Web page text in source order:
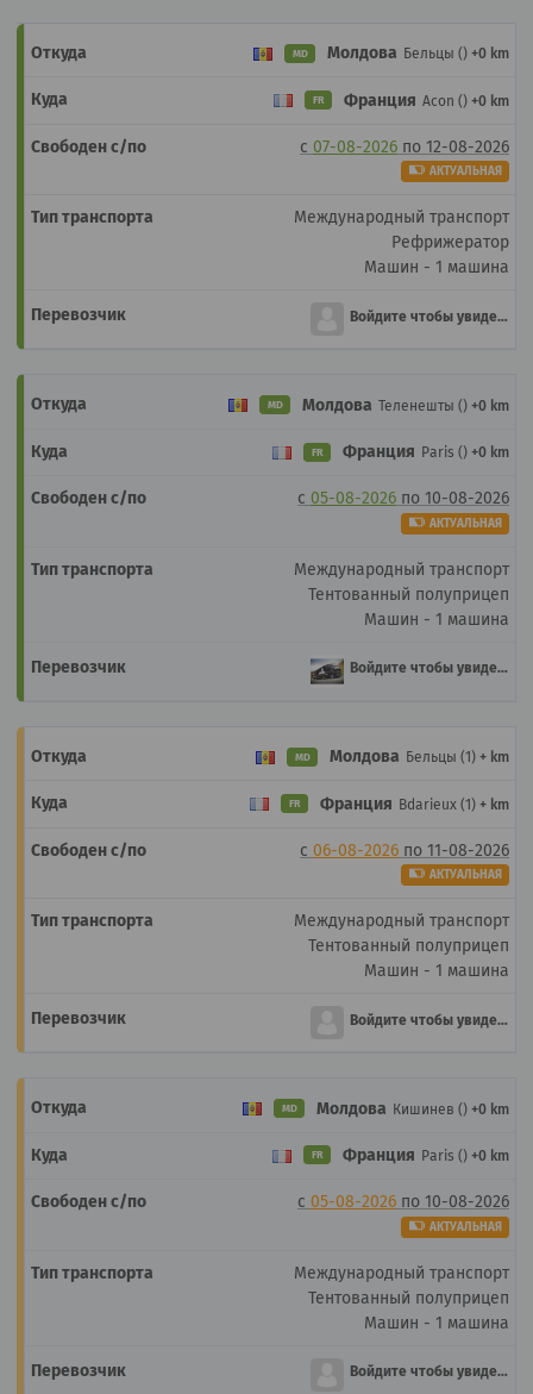
MD Молдова Бельцы () +0 km
FR Франция Acon () +0 km
с 07-08-2026 по 12-08-2026
АКТУАЛЬНАЯ
Международный транспорт
Рефрижератор
Машин - 1 машина
Войдите чтобы увидеть
MD Молдова Теленешты () +0 km
FR Франция Paris () +0 km
с 05-08-2026 по 10-08-2026
АКТУАЛЬНАЯ
Международный транспорт
Тентованный полуприцеп
Машин - 1 машина
Войдите чтобы увидеть
MD Молдова Бельцы (1) + km
FR Франция Bdarieux (1) + km
с 06-08-2026 по 11-08-2026
АКТУАЛЬНАЯ
Международный транспорт
Тентованный полуприцеп
Машин - 1 машина
Войдите чтобы увидеть
MD Молдова Кишинев () +0 km
FR Франция Paris () +0 km
с 05-08-2026 по 10-08-2026
АКТУАЛЬНАЯ
Международный транспорт
Тентованный полуприцеп
Машин - 1 машина
Войдите чтобы увидеть